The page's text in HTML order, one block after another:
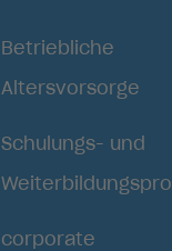
Betriebliche
Altersvorsorge
Schulungs- und
corporate